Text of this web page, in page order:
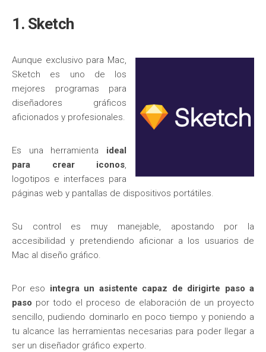
1. Sketch
Aunque exclusivo para Mac,
Sketch es uno de los
mejores programas para
diseñadores gráficos
aficionados y profesionales.
Es una herramienta ideal
para crear iconos,
logotipos e interfaces para
páginas web y pantallas de dispositivos portátiles.
Su control es muy manejable, apostando por la
accesibilidad y pretendiendo aficionar a los usuarios de
Mac al diseño gráfico.
Por eso integra un asistente capaz de dirigirte paso a
paso por todo el proceso de elaboración de un proyecto
sencillo, pudiendo dominarlo en poco tiempo y poniendo a
tu alcance las herramientas necesarias para poder llegar a
ser un diseñador gráfico experto.